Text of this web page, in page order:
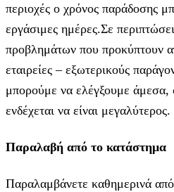
περιοχές ο χρόνος παράδοσης
εργάσιμες ημέρες.Σε
προβλημάτων που προκύπτουν
εταιρείες – εξωτερικούς
μπορούμε να ελέγξουμε άμεσα,
ενδέχεται να είναι μεγαλύτερος.
Παραλαβή από το κατάστημα
Παραλαμβάνετε καθημερινά